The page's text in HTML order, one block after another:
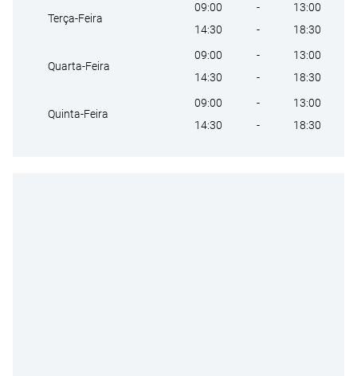
Terça-Feira
09:00 -
13:00
14:30
- 18:30
Quarta-Feira
09:00 -
13:00
14:30
- 18:30
Quinta-Feira
09:00 -
13:00
14:30
- 18:30